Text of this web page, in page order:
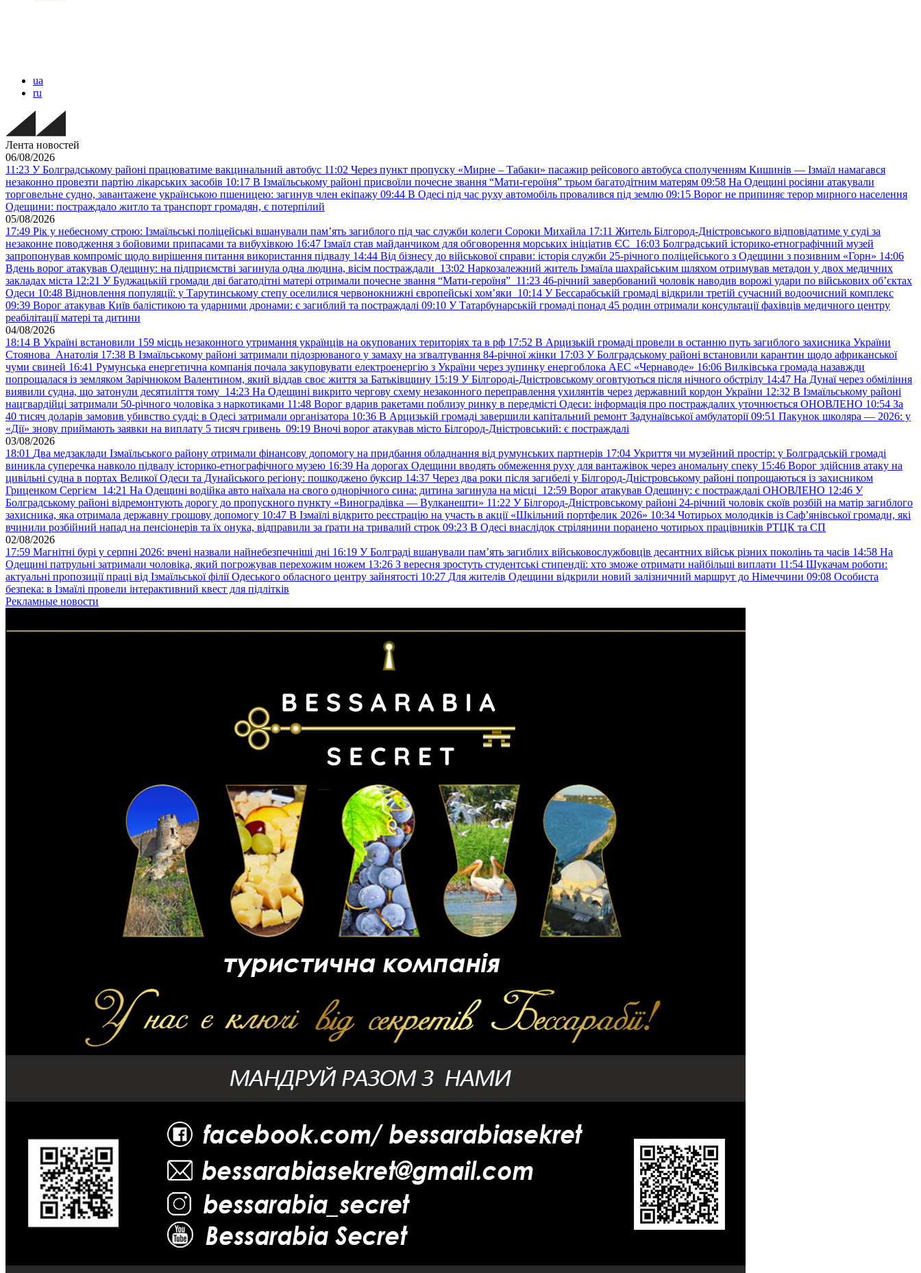
ua
ru
Лента новостей
06/08/2026
11:23 У Болградському районі працюватиме вакцинальний автобус 11:02 Через пункт пропуску «Мирне – Табаки» пасажир рейсового автобуса сполученням Кишинів — Ізмаїл намагався
незаконно провезти партію лікарських засобів 10:17 В Ізмаїльському районі присвоїли почесне звання “Мати-героїня” трьом багатодітним матерям 09:58 На Одещині росіяни атакували
торговельне судно, завантажене українською пшеницею: загинув член екіпажу 09:44 В Одесі під час руху автомобіль провалився під землю 09:15 Ворог не припиняє терор мирного населення
Одещини: постраждало житло та транспорт громадян, є потерпілий
05/08/2026
17:49 Рік у небесному строю: Ізмаїльські поліцейські вшанували пам’ять загиблого під час служби колеги Сороки Михайла 17:11 Житель Білгород-Дністровського відповідатиме у суді за
незаконне поводження з бойовими припасами та вибухівкою 16:47 Ізмаїл став майданчиком для обговорення морських ініціатив ЄС 16:03 Болградський історико-етнографічний музей
запропонував компроміс щодо вирішення питання використання підвалу 14:44 Від бізнесу до військової справи: історія служби 25-річного поліцейського з Одещини з позивним «Горн» 14:06
Вдень ворог атакував Одещину: на підприємстві загинула одна людина, вісім постраждали 13:02 Наркозалежний житель Ізмаїла шахрайським шляхом отримував метадон у двох медичних
закладах міста 12:21 У Буджацькій громади дві багатодітні матері отримали почесне звання “Мати-героїня” 11:23 46-річний завербований чоловік наводив ворожі удари по військових обʼєктах
Одеси 10:48 Відновлення популяції: у Тарутинському степу оселилися червонокнижні європейські хом’яки 10:14 У Бессарабській громаді відкрили третій сучасний водоочисний комплекс
09:39 Ворог атакував Київ балістикою та ударними дронами: є загиблий та постраждалі 09:10 У Татарбунарській громаді понад 45 родин отримали консультації фахівців медичного центру
реабілітації матері та дитини
04/08/2026
18:14 В Україні встановили 159 місць незаконного утримання українців на окупованих територіях та в рф 17:52 В Арцизькій громаді провели в останню путь загиблого захисника України
Стоянова Анатолія 17:38 В Ізмаїльському районі затримали підозрюваного у замаху на зґвалтування 84-річної жінки 17:03 У Болградському районі встановили карантин щодо африканської
чуми свиней 16:41 Румунська енергетична компанія почала закуповувати електроенергію з України через зупинку енергоблока АЕС «Чернаводе» 16:06 Вилківська громада назавжди
попрощалася із земляком Зарічнюком Валентином, який віддав своє життя за Батьківщину 15:19 У Білгороді-Дністровському оговтуються після нічного обстрілу 14:47 На Дунаї через обміління
виявили судна, що затонули десятиліття тому 14:23 На Одещині викрито чергову схему незаконного переправлення ухилянтів через державний кордон України 12:32 В Ізмаїльському районі
нацгвардійці затримали 50-річного чоловіка з наркотиками 11:48 Ворог вдарив ракетами поблизу ринку в передмісті Одеси: інформація про постраждалих уточнюється ОНОВЛЕНО 10:54 За
40 тисяч доларів замовив убивство судді: в Одесі затримали організатора 10:36 В Арцизькій громаді завершили капітальний ремонт Задунаївської амбулаторії 09:51 Пакунок школяра — 2026: у
«Дії» знову приймають заявки на виплату 5 тисяч гривень 09:19 Вночі ворог атакував місто Білгород-Дністровський: є постраждалі
03/08/2026
18:01 Два медзаклади Ізмаїльського району отримали фінансову допомогу на придбання обладнання від румунських партнерів 17:04 Укриття чи музейний простір: у Болградській громаді
виникла суперечка навколо підвалу історико-етнографічного музею 16:39 На дорогах Одещини вводять обмеження руху для вантажівок через аномальну спеку 15:46 Ворог здійснив атаку на
цивільні судна в портах Великої Одеси та Дунайського регіону: пошкоджено буксир 14:37 Через два роки після загибелі у Білгород-Дністровському районі попрощаються із захисником
Гриценком Сергієм 14:21 На Одещині водійка авто наїхала на свого однорічного сина: дитина загинула на місці 12:59 Ворог атакував Одещину: є постраждалі ОНОВЛЕНО 12:46 У
Болградському районі відремонтують дорогу до пропускного пункту «Виноградівка — Вулканешти» 11:22 У Білгород-Дністровському районі 24-річний чоловік скоїв розбій на матір загиблого
захисника, яка отримала державну грошову допомогу 10:47 В Ізмаїлі відкрито реєстрацію на участь в акції «Шкільний портфелик 2026» 10:34 Чотирьох молодиків із Саф’янівської громади, які
вчинили розбійний напад на пенсіонерів та їх онука, відправили за ґрати на тривалий строк 09:23 В Одесі внаслідок стрілянини поранено чотирьох працівників РТЦК та СП
02/08/2026
17:59 Магнітні бурі у серпні 2026: вчені назвали найнебезпечніші дні 16:19 У Болграді вшанували пам’ять загиблих військовослужбовців десантних військ різних поколінь та часів 14:58 На
Одещині патрульні затримали чоловіка, який погрожував перехожим ножем 13:26 З вересня зростуть студентські стипендії: хто зможе отримати найбільші виплати 11:54 Шукачам роботи:
актуальні пропозиції праці від Ізмаїльської філії Одеського обласного центру зайнятості 10:27 Для жителів Одещини відкрили новий залізничний маршрут до Німеччини 09:08 Особиста
безпека: в Ізмаїлі провели інтерактивний квест для підлітків
Рекламные новости